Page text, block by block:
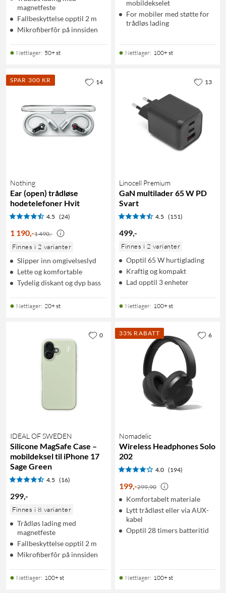
magnetfeste
Fallbeskyttelse opptil 2 m
Mikrofiberfôr på innsiden
Nettlager: 50+ st
mobildekselet
For mobiler med støtte for
trådløs lading
Nettlager: 100+ st
SPAR 300 KR
Nothing
Ear (open) trådløse
hodetelefoner Hvit
4.5 (24)
1 190,-1 490,-
Finnes i 2 varianter
Slipper inn omgivelseslyd
Lette og komfortable
Tydelig diskant og dyp bass
Nettlager: 20+ st
14
Linocell Premium
GaN multilader 65 W PD
Svart
4.5 (151)
499,-
Finnes i 2 varianter
Opptil 65 W hurtiglading
Kraftig og kompakt
Lad opptil 3 enheter
Nettlager: 100+ st
13
IDEAL OF SWEDEN
Silicone MagSafe Case –
mobildeksel til iPhone 17
Sage Green
4.5 (16)
299,-
Finnes i 8 varianter
Trådløs lading med
magnetfeste
Fallbeskyttelse opptil 2 m
Mikrofiberfôr på innsiden
Nettlager: 100+ st
0 33% RABATT
Nomadelic
Wireless Headphones Solo
202
4.0 (194)
199,-299,90
Komfortabelt materiale
Lytt trådløst eller via AUX-
kabel
Opptil 28 timers batteritid
Nettlager: 100+ st
6